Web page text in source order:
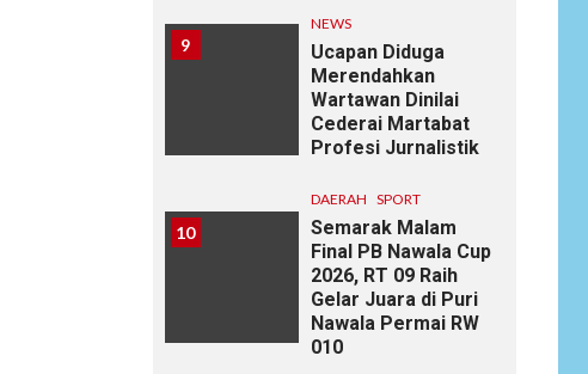
9
NEWS
Ucapan Diduga
Merendahkan
Wartawan Dinilai
Cederai Martabat
Profesi Jurnalistik
10
DAERAH SPORT
Semarak Malam
Final PB Nawala Cup
2026, RT 09 Raih
Gelar Juara di Puri
Nawala Permai RW
010